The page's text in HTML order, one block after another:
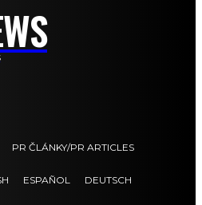
PR ČLÁNKY/PR ARTICLES
ESPAÑOL DEUTSCH